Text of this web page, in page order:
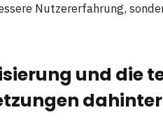
Nutzererfahrung,
und die
dahinter